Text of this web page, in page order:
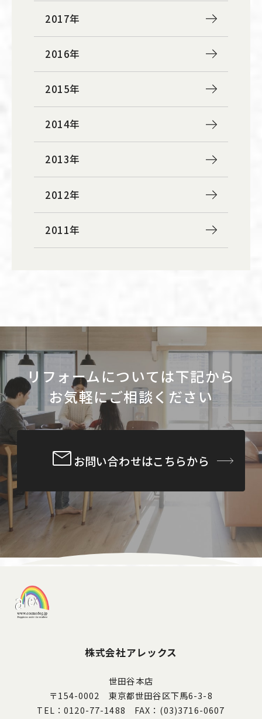
2017年
2016年
2015年
2014年
2013年
2012年
2011年
リフォームについては下記から
お気軽にご相談ください
お問い合わせはこちらから
株式会社アレックス
世田谷本店
〒154-0002 東京都世田谷区下馬6-3-8
TEL：0120-77-1488 FAX：(03)3716-0607